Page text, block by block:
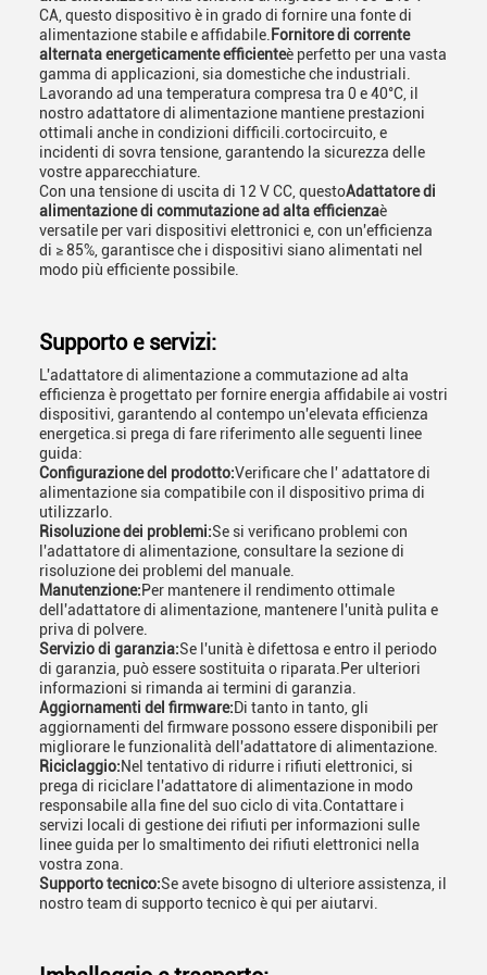
CA, questo dispositivo è in grado di fornire una fonte di
alimentazione stabile e affidabile. Fornitore di corrente
alternata energeticamente efficienteè perfetto per una vasta
gamma di applicazioni, sia domestiche che industriali.
Lavorando ad una temperatura compresa tra 0 e 40°C, il
nostro adattatore di alimentazione mantiene prestazioni
ottimali anche in condizioni difficili.cortocircuito, e
incidenti di sovra tensione, garantendo la sicurezza delle
vostre apparecchiature.
Con una tensione di uscita di 12 V CC, questoAdattatore di
alimentazione di commutazione ad alta efficienzaè
versatile per vari dispositivi elettronici e, con un'efficienza
di ≥ 85%, garantisce che i dispositivi siano alimentati nel
modo più efficiente possibile.
Supporto e servizi:
L'adattatore di alimentazione a commutazione ad alta
efficienza è progettato per fornire energia affidabile ai vostri
dispositivi, garantendo al contempo un'elevata efficienza
energetica.si prega di fare riferimento alle seguenti linee
guida:
Configurazione del prodotto:Verificare che l' adattatore di
alimentazione sia compatibile con il dispositivo prima di
utilizzarlo.
Risoluzione dei problemi:Se si verificano problemi con
l'adattatore di alimentazione, consultare la sezione di
risoluzione dei problemi del manuale.
Manutenzione:Per mantenere il rendimento ottimale
dell'adattatore di alimentazione, mantenere l'unità pulita e
priva di polvere.
Servizio di garanzia:Se l'unità è difettosa e entro il periodo
di garanzia, può essere sostituita o riparata.Per ulteriori
informazioni si rimanda ai termini di garanzia.
Aggiornamenti del firmware:Di tanto in tanto, gli
aggiornamenti del firmware possono essere disponibili per
migliorare le funzionalità dell'adattatore di alimentazione.
Riciclaggio:Nel tentativo di ridurre i rifiuti elettronici, si
prega di riciclare l'adattatore di alimentazione in modo
responsabile alla fine del suo ciclo di vita.Contattare i
servizi locali di gestione dei rifiuti per informazioni sulle
linee guida per lo smaltimento dei rifiuti elettronici nella
vostra zona.
Supporto tecnico:Se avete bisogno di ulteriore assistenza, il
nostro team di supporto tecnico è qui per aiutarvi.